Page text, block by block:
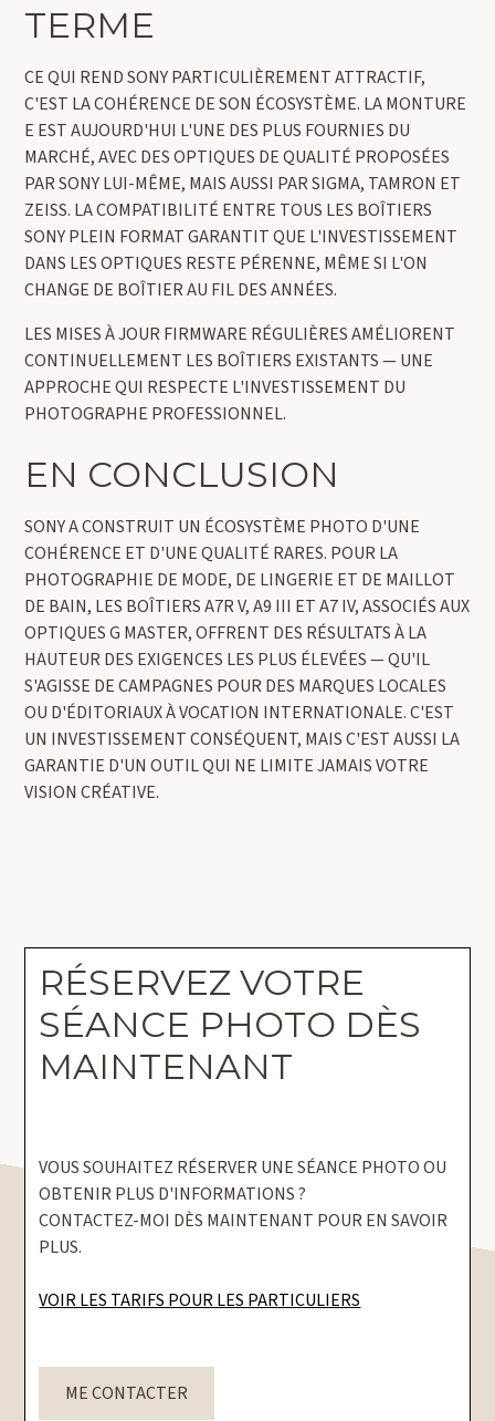
TERME
CE QUI REND SONY PARTICULIÈREMENT ATTRACTIF,
C'EST LA COHÉRENCE DE SON ÉCOSYSTÈME. LA MONTURE
E EST AUJOURD'HUI L'UNE DES PLUS FOURNIES DU
MARCHÉ, AVEC DES OPTIQUES DE QUALITÉ PROPOSÉES
PAR SONY LUI-MÊME, MAIS AUSSI PAR SIGMA, TAMRON ET
ZEISS. LA COMPATIBILITÉ ENTRE TOUS LES BOÎTIERS
SONY PLEIN FORMAT GARANTIT QUE L'INVESTISSEMENT
DANS LES OPTIQUES RESTE PÉRENNE, MÊME SI L'ON
CHANGE DE BOÎTIER AU FIL DES ANNÉES.
LES MISES À JOUR FIRMWARE RÉGULIÈRES AMÉLIORENT
CONTINUELLEMENT LES BOÎTIERS EXISTANTS — UNE
APPROCHE QUI RESPECTE L'INVESTISSEMENT DU
PHOTOGRAPHE PROFESSIONNEL.
EN CONCLUSION
SONY A CONSTRUIT UN ÉCOSYSTÈME PHOTO D'UNE
COHÉRENCE ET D'UNE QUALITÉ RARES. POUR LA
PHOTOGRAPHIE DE MODE, DE LINGERIE ET DE MAILLOT
DE BAIN, LES BOÎTIERS A7R V, A9 III ET A7 IV, ASSOCIÉS AUX
OPTIQUES G MASTER, OFFRENT DES RÉSULTATS À LA
HAUTEUR DES EXIGENCES LES PLUS ÉLEVÉES — QU'IL
S'AGISSE DE CAMPAGNES POUR DES MARQUES LOCALES
OU D'ÉDITORIAUX À VOCATION INTERNATIONALE. C'EST
UN INVESTISSEMENT CONSÉQUENT, MAIS C'EST AUSSI LA
GARANTIE D'UN OUTIL QUI NE LIMITE JAMAIS VOTRE
VISION CRÉATIVE.
RÉSERVEZ VOTRE
SÉANCE PHOTO DÈS
MAINTENANT
VOUS SOUHAITEZ RÉSERVER UNE SÉANCE PHOTO OU
OBTENIR PLUS D'INFORMATIONS ?
CONTACTEZ-MOI DÈS MAINTENANT POUR EN SAVOIR
PLUS.
VOIR LES TARIFS POUR LES PARTICULIERS
ME CONTACTER